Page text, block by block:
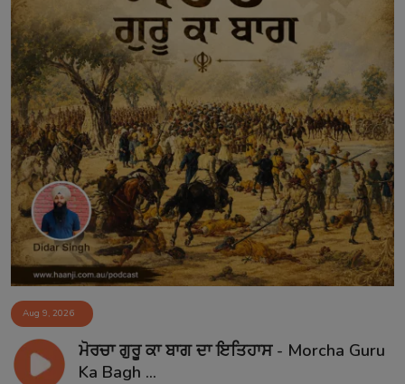
Aug 9, 2026
ਮੋਰਚਾ ਗੁਰੂ ਕਾ ਬਾਗ ਦਾ ਇਤਿਹਾਸ - Morcha Guru
Ka Bagh ...